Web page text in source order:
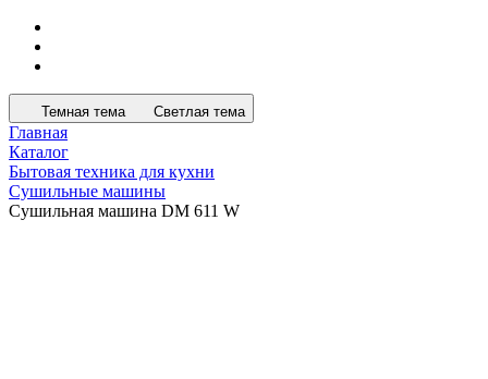
Темная тема Светлая тема
Главная
Каталог
Бытовая техника для кухни
Сушильные машины
Сушильная машина DM 611 W